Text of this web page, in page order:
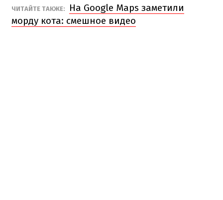
ЧИТАЙТЕ ТАКЖЕ:
На Google Maps заметили
морду кота: смешное видео